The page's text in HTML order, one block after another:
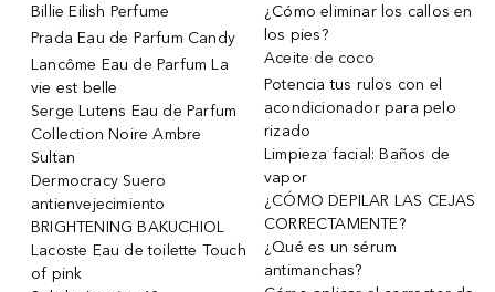
Billie Eilish Perfume
Prada Eau de Parfum Candy
Lancôme Eau de Parfum La
vie est belle
Serge Lutens Eau de Parfum
Collection Noire Ambre
Sultan
Dermocracy Suero
antienvejecimiento
BRIGHTENING BAKUCHIOL
Lacoste Eau de toilette Touch
of pink
¿Cómo eliminar los callos en
los pies?
Aceite de coco
Potencia tus rulos con el
acondicionador para pelo
rizado
Limpieza facial: Baños de
vapor
¿CÓMO DEPILAR LAS CEJAS
CORRECTAMENTE?
¿Qué es un sérum
antimanchas?